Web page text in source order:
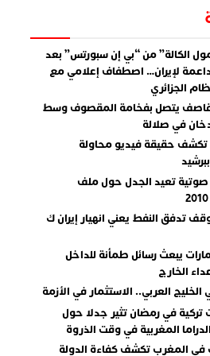
الكالة” من “بي إن سبورتس” بعد
لإيران… اصطفاف إعلامي مع
الجزائري
يتصل بفخامة المقصوف وسط
في صلالة
تكشف حقيقة فيديو محاولة
صوتية تعيد الجدل حول ملف
تدفق النفط يعني انهيار إيران ك
يبعث رسائل طمأنة للداخل
الخارج
الخليج العربي.. الاستثمار في الأزمة
في رمضان تثير جدلا حول
المغربية في وقت الذروة
في المغرب تكشف كفاءة الدولة